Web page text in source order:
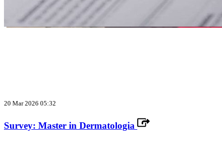
20 Mar 2026 05:32
Survey: Master in Dermatologia